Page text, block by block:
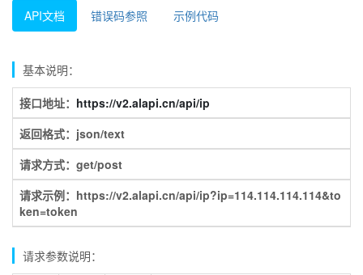
API文档 错误码参照 示例代码
基本说明：
接口地址： https://v2.alapi.cn/api/ip
返回格式：json/text
请求方式：get/post
请求示例：https://v2.alapi.cn/api/ip?ip=114.114.114.114&to
ken=token
请求参数说明：